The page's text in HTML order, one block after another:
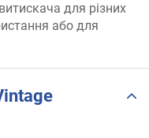
для різних
або для